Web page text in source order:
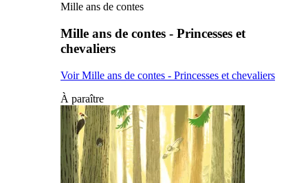
Mille ans de contes
Mille ans de contes - Princesses et
chevaliers
Voir Mille ans de contes - Princesses et chevaliers
À paraître